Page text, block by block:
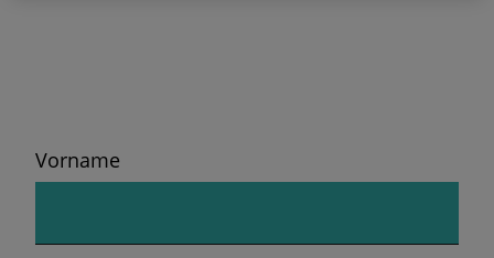
Vorname